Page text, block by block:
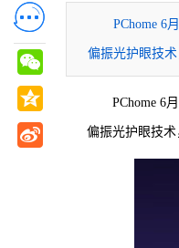
​PChome 6
偏振光护眼技术
PChome 6
偏振光护眼技术